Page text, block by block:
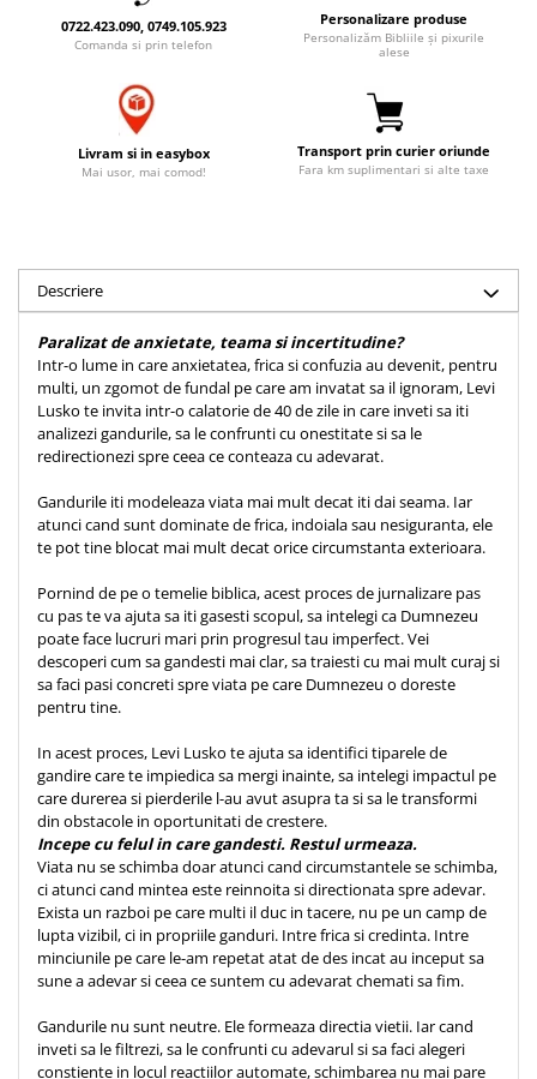
Instrumente teologice
Dictionare
Eseuri
Marturii
Romane
Meditatii
Pedagogie
Poezii
Reviste
Sanatate
A doua venire
Apologetica
Dogmatica
Istoria Bisericii
Viata crestina
Contemporaneitate
Devotional
Diverse
Lupta Spirituala
Schimbarea caracterului
Slujire
Suferinta
Viata din belsug
Viata de zi cu zi
Accesorii birou
Rame foto
Tablouri din lemn
Pungi cadou cu versete
Set cadou
Statuete
Sticle apa
Suport pentru pahar
Tablouri
Tablouri canvas
Tablouri
Transilvania
Carti postale
0722.423.090, 0749.105.923
Comanda si prin telefon
Personalizare produse
Personalizăm Bibliile și pixurile
alese
Livram si in easybox
Mai usor, mai comod!
Transport prin curier oriunde
Fara km suplimentari si alte taxe
Descriere
Paralizat de anxietate, teama si incertitudine?
Intr-o lume in care anxietatea, frica si confuzia au devenit, pentru
multi, un zgomot de fundal pe care am invatat sa il ignoram, Levi
Lusko te invita intr-o calatorie de 40 de zile in care inveti sa iti
analizezi gandurile, sa le confrunti cu onestitate si sa le
redirectionezi spre ceea ce conteaza cu adevarat.
Gandurile iti modeleaza viata mai mult decat iti dai seama. Iar
atunci cand sunt dominate de frica, indoiala sau nesiguranta, ele
te pot tine blocat mai mult decat orice circumstanta exterioara.
Pornind de pe o temelie biblica, acest proces de jurnalizare pas
cu pas te va ajuta sa iti gasesti scopul, sa intelegi ca Dumnezeu
poate face lucruri mari prin progresul tau imperfect. Vei
descoperi cum sa gandesti mai clar, sa traiesti cu mai mult curaj si
sa faci pasi concreti spre viata pe care Dumnezeu o doreste
pentru tine.
In acest proces, Levi Lusko te ajuta sa identifici tiparele de
gandire care te impiedica sa mergi inainte, sa intelegi impactul pe
care durerea si pierderile l-au avut asupra ta si sa le transformi
din obstacole in oportunitati de crestere.
Incepe cu felul in care gandesti. Restul urmeaza.
Viata nu se schimba doar atunci cand circumstantele se schimba,
ci atunci cand mintea este reinnoita si directionata spre adevar.
Exista un razboi pe care multi il duc in tacere, nu pe un camp de
lupta vizibil, ci in propriile ganduri. Intre frica si credinta. Intre
minciunile pe care le-am repetat atat de des incat au inceput sa
sune a adevar si ceea ce suntem cu adevarat chemati sa fim.
Gandurile nu sunt neutre. Ele formeaza directia vietii. Iar cand
inveti sa le filtrezi, sa le confrunti cu adevarul si sa faci alegeri
constiente in locul reactiilor automate, schimbarea nu mai pare